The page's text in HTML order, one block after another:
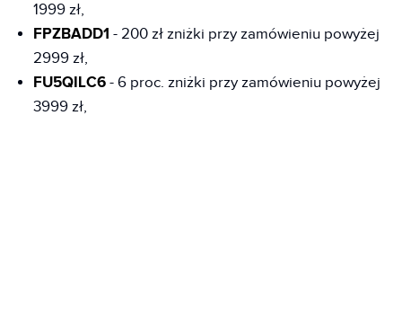
1999 zł,
FPZBADD1 - 200 zł zniżki przy zamówieniu powyżej
2999 zł,
FU5QILC6 - 6 proc. zniżki przy zamówieniu powyżej
3999 zł,